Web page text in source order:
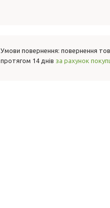
повернення
протягом 14 днів за рахунок